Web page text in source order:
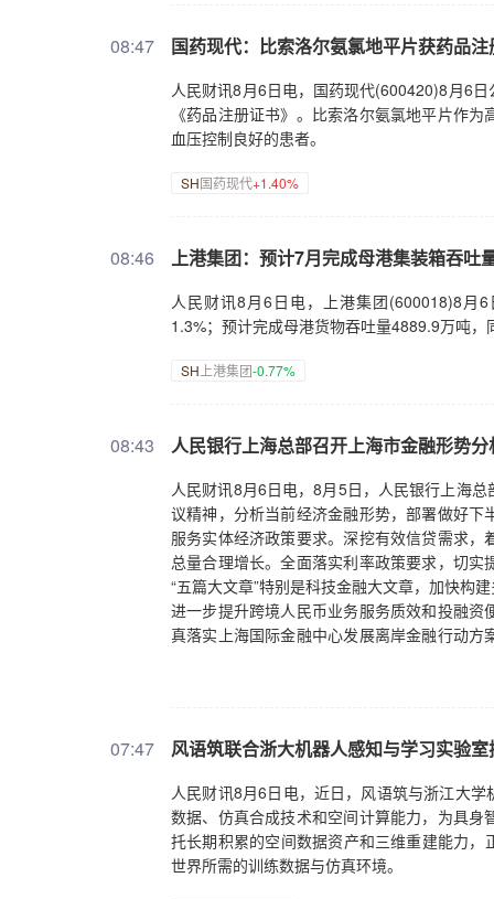
人民币最终成为全球主要的储备货币，一定
高端制造外贸场景扩大人民币跨境结算规模
（AI）正深度影响各个行业。您认为，人工
已超越“智能客服、内部风控”这类工具性赋能
球主流大模型掌握在少数机构手中，全市场
或被他人操纵、集体买卖造成巨幅波动，监
时点不是现在，而是三年前”，您认为，面对
没有行业能够完全阻隔AI的替代，这一轮的
资产配置，搭配稳健固收类资产对冲科技板
度融合，预计接下来产业+AI复合型人才会长
对AI的讨论，只是观察科技变革的一个横截
本的培育和壮大，需要怎么样的机制保障和
融学视角来看，要让耐心资本保持可持续性
致性，这是壮大耐心资本的基石；其次，良
明，如果能够进一步强化激励考核，那么大家
机制，他们能更敢于投早投小。耐心不是靠呼
08:47 国药现代：比索洛尔氨氯地平片获药品注
人民财讯8月6日电，国药现代(600420)8月6
《药品注册证书》。比索洛尔氨氯地平片作
血压控制良好的患者。
SH国药现代+1.40%
08:46 上港集团：预计7月完成母港集装箱吞吐
人民财讯8月6日电，上港集团(600018)8月
1.3%；预计完成母港货物吞吐量4889.9万吨，
SH 上港集团-0.77%
08:43 人民银行上海总部召开上海市金融形势分
人民财讯8月6日电，8月5日，人民银行上海
议精神，分析当前经济金融形势，部署做好
服务实体经济政策要求。深挖有效信贷需求
总量合理增长。全面落实利率政策要求，切
“五篇大文章”特别是科技金融大文章，加快构
进一步提升跨境人民币业务服务质效和投融
真落实上海国际金融中心发展离岸金融行动
07:47 风语筑联合浙大机器人感知与学习实验
人民财讯8月6日电，近日，风语筑与浙江大
数据、仿真合成技术和空间计算能力，为具
托长期积累的空间数据资产和三维重建能力
世界所需的训练数据与仿真环境。